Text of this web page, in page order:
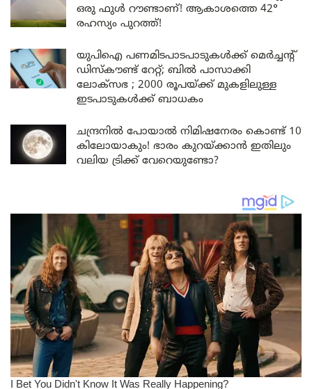
ഒരു ഫുൾ റൗണ്ടാണ്! ആകാശത്തെ 42°
രഹസ്യം പുറത്ത്!
യുപിഐ പണമിടപാടപാടുകൾക്ക് മെർച്ചന്റ്
ഡിസ്കൗണ്ട് റേറ്റ്; ബിൽ പാസാക്കി
ലോക്സഭ ; 2000 രൂപയ്ക്ക് മുകളിലുള്ള
ഇടപാടുകൾക്ക് ബാധകം
ചന്ദ്രനിൽ പോയാൽ നിമിഷനേരം കൊണ്ട് 10
കിലോയാകും! ഭാരം കുറയ്ക്കാൻ ഇതിലും
വലിയ ട്രിക്ക് വേറെയുണ്ടോ?